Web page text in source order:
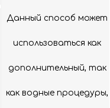
Данный способ может
использоваться как
дополнительный, так
как водные процедуры,